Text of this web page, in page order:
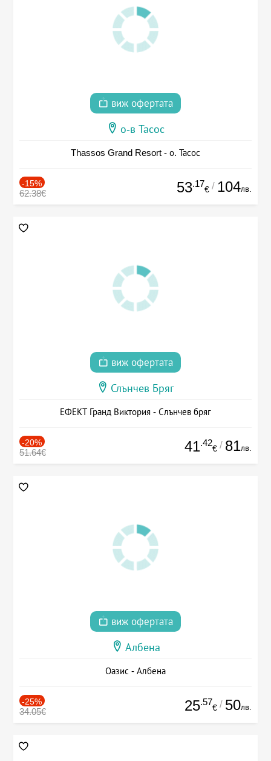
виж офертата
о-в Тасос
Thassos Grand Resort - о. Тасос
-15%
62.38€ 53.17
€ / 104лв.
виж офертата
Слънчев Бряг
ЕФЕКТ Гранд Виктория - Слънчев бряг
-20%
51.64€ 41.42
€ / 81лв.
виж офертата
Албена
Оазис - Албена
-25%
34.05€ 25.57
€ / 50лв.